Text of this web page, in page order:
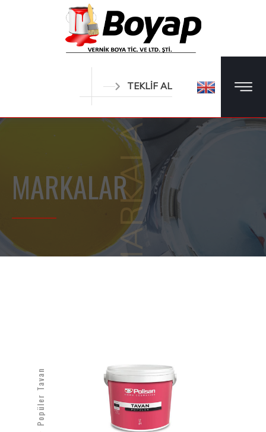
TEKLİF AL
MARKALAR
MARKALAR
Popüler Tavan